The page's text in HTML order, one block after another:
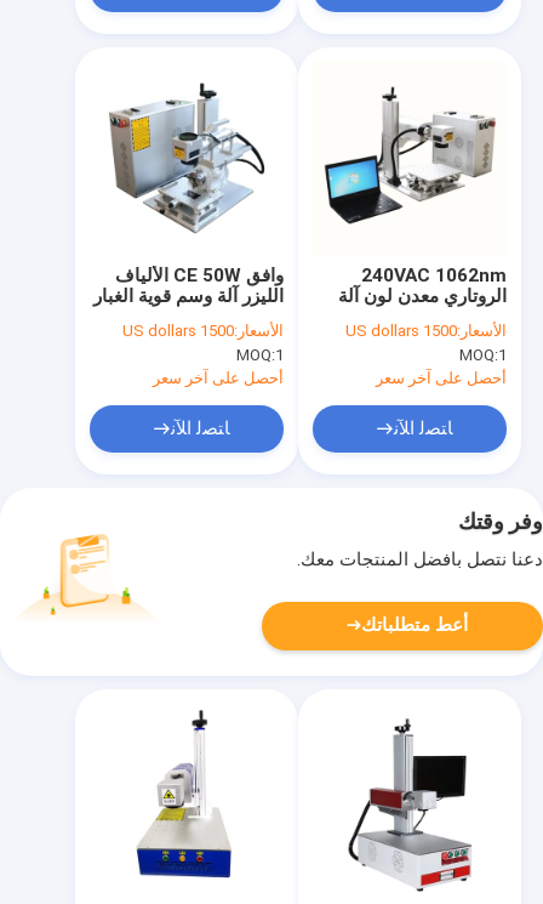
وافق CE 50W الألياف
الليزر آلة وسم قوية الغبار
الأسعار:1500 US dollars
MOQ:1
أحصل على آخر سعر
ﺎﺘﺼﻟ ﺍﻶﻧ
240VAC 1062nm
الروتاري معدن لون آلة
وسم بالليزر
300x300mm
الأسعار:1500 US dollars
MOQ:1
أحصل على آخر سعر
ﺎﺘﺼﻟ ﺍﻶﻧ
وفر وقتك
دعنا نتصل بأفضل المنتجات معك.
أعط متطلباتك